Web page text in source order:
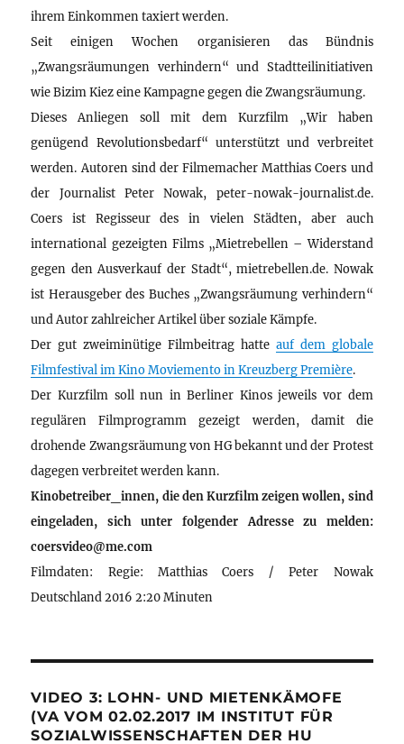
ihrem Einkommen taxiert werden.
Seit einigen Wochen organisieren das Bündnis
„Zwangsräumungen verhindern“ und Stadtteilinitiativen
wie Bizim Kiez eine Kampagne gegen die Zwangsräumung.
Dieses Anliegen soll mit dem Kurzfilm „Wir haben
genügend Revolutionsbedarf“ unterstützt und verbreitet
werden. Autoren sind der Filmemacher Matthias Coers und
der Journalist Peter Nowak, peter-nowak-journalist.de.
Coers ist Regisseur des in vielen Städten, aber auch
international gezeigten Films „Mietrebellen – Widerstand
gegen den Ausverkauf der Stadt“, mietrebellen.de. Nowak
ist Herausgeber des Buches „Zwangsräumung verhindern“
und Autor zahlreicher Artikel über soziale Kämpfe.
Der gut zweiminütige Filmbeitrag hatte auf dem globale
Filmfestival im Kino Moviemento in Kreuzberg Première.
Der Kurzfilm soll nun in Berliner Kinos jeweils vor dem
regulären Filmprogramm gezeigt werden, damit die
drohende Zwangsräumung von HG bekannt und der Protest
dagegen verbreitet werden kann.
Kinobetreiber_innen, die den Kurzfilm zeigen wollen, sind
eingeladen, sich unter folgender Adresse zu melden:
coersvideo@me.com
Filmdaten: Regie: Matthias Coers / Peter Nowak
Deutschland 2016 2:20 Minuten
VIDEO 3: LOHN- UND MIETENKÄMOFE
(VA VOM 02.02.2017 IM INSTITUT FÜR
SOZIALWISSENSCHAFTEN DER HU